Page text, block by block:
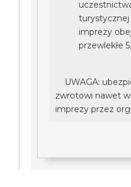
turystycznej
imprezy
przewlekłe
UWAGA:
zwrotowi nawet w
imprezy przez